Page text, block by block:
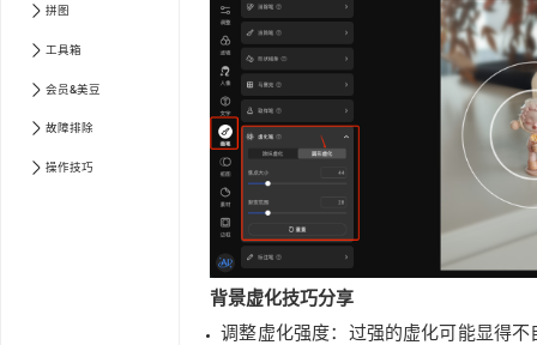
拼图
工具箱
会员&美豆
故障排除
操作技巧
背景虚化技巧分享
调整虚化强度：过强的虚化可能显得